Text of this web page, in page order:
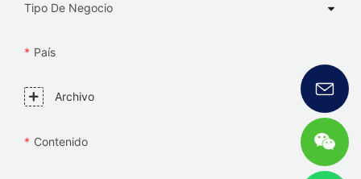
Tipo De Negocio
País
Archivo
Contenido